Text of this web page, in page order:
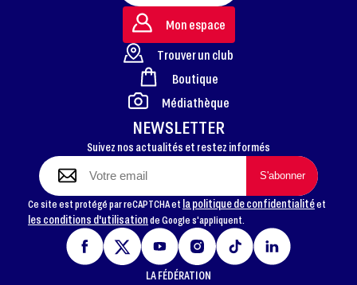
FOOTER
NEWSLETTER
Suivez nos actualités et restez informés
Ce site est protégé par reCAPTCHA et la politique de confidentialitéet
les conditions d'utilisationde Google s'appliquent.
Mon espace
Trouver un club
Boutique
Médiathèque
LA FÉDÉRATION